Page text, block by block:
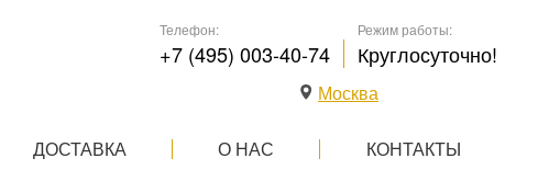
Телефон:
+7 (495) 003-40-74
Режим работы:
Круглосуточно!
Москва
ДОСТАВКА О НАС КОНТАКТЫ